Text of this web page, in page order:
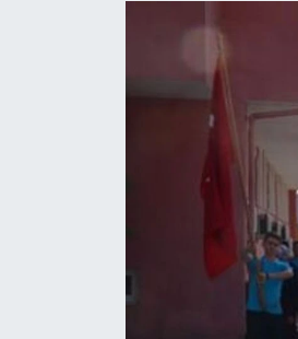
Son Dakika Haberleri